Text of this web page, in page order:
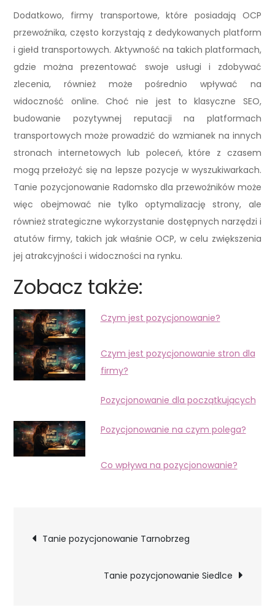
Dodatkowo, firmy transportowe, które posiadają OCP
przewoźnika, często korzystają z dedykowanych platform
i giełd transportowych. Aktywność na takich platformach,
gdzie można prezentować swoje usługi i zdobywać
zlecenia, również może pośrednio wpływać na
widoczność online. Choć nie jest to klasyczne SEO,
budowanie pozytywnej reputacji na platformach
transportowych może prowadzić do wzmianek na innych
stronach internetowych lub poleceń, które z czasem
mogą przełożyć się na lepsze pozycje w wyszukiwarkach.
Tanie pozycjonowanie Radomsko dla przewoźników może
więc obejmować nie tylko optymalizację strony, ale
również strategiczne wykorzystanie dostępnych narzędzi i
atutów firmy, takich jak właśnie OCP, w celu zwiększenia
jej atrakcyjności i widoczności na rynku.
Zobacz także:
Czym jest pozycjonowanie?
Czym jest pozycjonowanie stron dla
firmy?
Pozycjonowanie dla początkujących
Pozycjonowanie na czym polega?
Co wpływa na pozycjonowanie?
Nawigacja
wpisu
Tanie pozycjonowanie Tarnobrzeg
Tanie pozycjonowanie Siedlce